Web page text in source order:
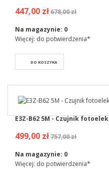
447,00 zł678,00 zł
Na magazynie: 0
Więcej: do potwierdzenia*
DO KOSZYKA
E3Z-B62 5M - Czujnik
499,00 zł757,00 zł
Na magazynie: 0
Więcej: do potwierdzenia*